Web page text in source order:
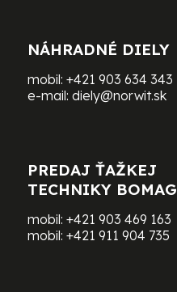
NÁHRADNÉ DIELY
mobil: +421 903 634 343
e-mail: diely@norwit.sk
PREDAJ ŤAŽKEJ
TECHNIKY BOMAG
mobil: +421 903 469 163
mobil: +421 911 904 735